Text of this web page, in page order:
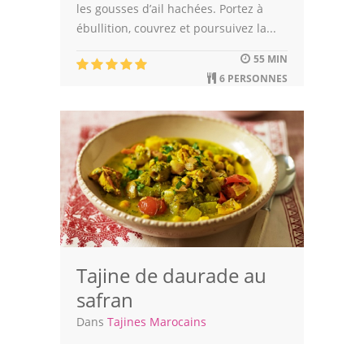
Tajines
Volailles
Cuisines Orientales
Pâtisseries Orientales
Recettes marocaine
Cuisine Tunisienne
Cuisine Juive
les gousses d’ail hachées. Portez à
ébullition, couvrez et poursuivez la...
55 MIN
6 PERSONNES
Tajine de daurade au
safran
Dans Tajines Marocains